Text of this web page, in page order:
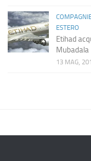
ESTERO
Etihad
Mubadala
13 MAG,